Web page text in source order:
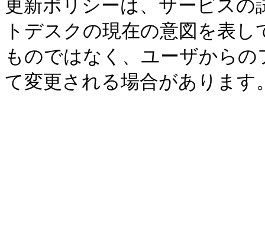
更新ポリシーは、サービス
トデスクの現在の意図を表
ものではなく、ユーザから